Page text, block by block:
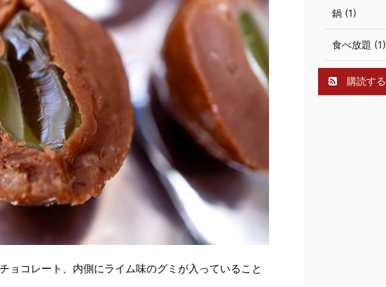
ョコレート、内側にライム味のグミが入っていること
鍋 (1)
食べ放題 (1)
購読する